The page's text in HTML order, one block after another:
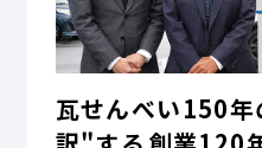
瓦せんべい150